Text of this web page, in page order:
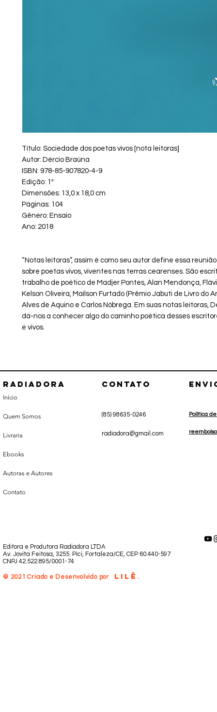
Título: Sociedade dos poetas vivos [nota leitoras]
Autor: Dércio Braúna
ISBN: 978-85-907820-4-9
Edição: 1ª
Dimensões: 13,0 x 18,0 cm
Páginas: 104
Gênero: Ensaio
Ano: 2018
“Notas leitoras”, assim é como seu autor define essa
sobre poetas vivos, viventes nas terras cearenses. São
trabalho de poético de Madjer Pontes, Alan Mendonça,
Kelson Oliveira, Mailson Furtado (Prêmio Jabuti de Livro do
Alves de Aquino e Carlos Nóbrega. Em suas notas leitoras,
dá-nos a conhecer algo do caminho poética desses
e vivos.
Radiadora
Início
Quem Somos
Livraria
Ebooks
Autoras e Autores
Contato
CONTATO
(85) 98635-0246
radiadora@gmail.com
Política
reembolso
Editora e Produtora Radiadora LTDA
Av. Jovita Feitosa, 3255. Pici, Fortaleza/CE, CEP 60.440-597
CNPJ 42.522.895/0001-74
© 2021 Criado e Desenvolvido por LILÊ.